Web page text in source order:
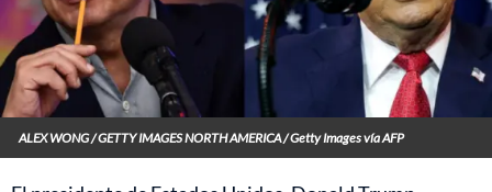
ALEX WONG / GETTY IMAGES NORTH AMERICA / Getty Images vía AFP